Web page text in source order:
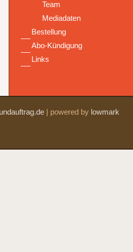
Team
Mediadaten
Bestellung
Abo-Kündigung
Links
| powered by lowmark